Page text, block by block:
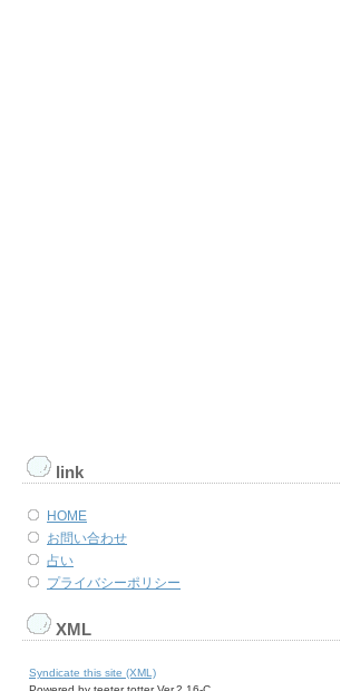
link
HOME
お問い合わせ
占い
プライバシーポリシー
XML
Syndicate this site (XML)